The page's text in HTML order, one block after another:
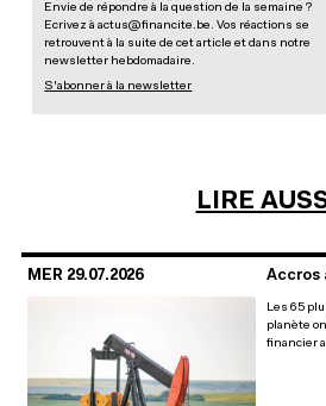
Envie de répondre à la question de la semaine ?
Ecrivez à actus@financite.be. Vos réactions se
retrouvent à la suite de cet article et dans notre
newsletter hebdomadaire.
S'abonner à la newsletter
LIRE
MER 29.07.2026 Accros
Les 65
planète
financier